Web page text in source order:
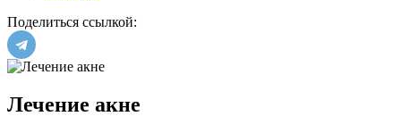
Поделиться ссылкой:
Лечение акне